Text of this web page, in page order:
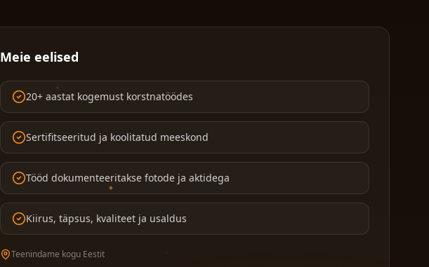
Meie eelised
20+ aastat kogemust korstnatöödes
Sertifitseeritud ja koolitatud meeskond
Tööd dokumenteeritakse fotode ja aktidega
Kiirus, täpsus, kvaliteet ja usaldus
Teenindame kogu Eestit